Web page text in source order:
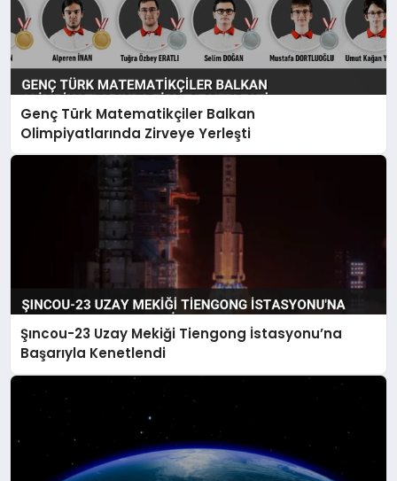
Genç Türk Matematikçiler Balkan
Olimpiyatlarında Zirveye Yerleşti
Şıncou-23 Uzay Mekiği Tiengong İstasyonu’na
Başarıyla Kenetlendi